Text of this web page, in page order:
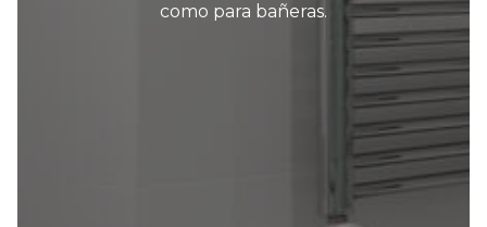
como para bañeras.